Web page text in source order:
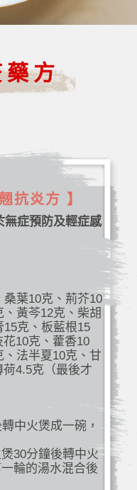
藥方
抗炎方 】
無症預防及輕症感
葉10克、荊芥10
黃芩12克、柴胡
克、板藍根15
10克、藿香10
法半夏10克、甘
4.5克（最後才
中火煲成一碗，
30分鐘後轉中火
輪的湯水混合後